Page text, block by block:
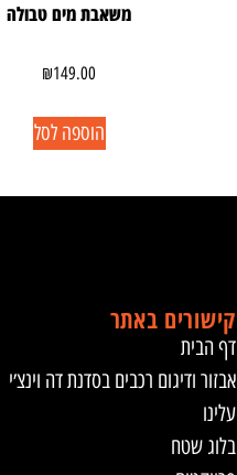
משאבת מים טבולה
₪149.00
הוספה לסל
קישורים באתר
דף הבית
אבזור ודיגום רכבים בסדנת דה וינצ׳י
עלינו
בלוג שטח